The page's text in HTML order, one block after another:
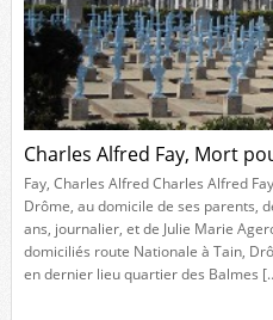
Charles Alfred Fay, Mort
Fay, Charles Alfred Charles Alfred
Drôme, au domicile de ses parents,
ans, journalier, et de Julie Marie
domiciliés route Nationale à Tain,
en dernier lieu quartier des Balmes